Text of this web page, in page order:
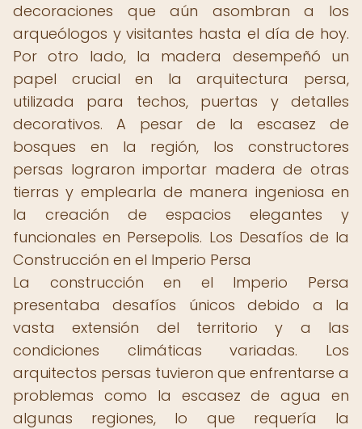
decoraciones que aún asombran a los
arqueólogos y visitantes hasta el día de hoy.
Por otro lado, la madera desempeñó un
papel crucial en la arquitectura persa,
utilizada para techos, puertas y detalles
decorativos. A pesar de la escasez de
bosques en la región, los constructores
persas lograron importar madera de otras
tierras y emplearla de manera ingeniosa en
la creación de espacios elegantes y
funcionales en Persepolis. Los Desafíos de la
Construcción en el Imperio Persa
La construcción en el Imperio Persa
presentaba desafíos únicos debido a la
vasta extensión del territorio y a las
condiciones climáticas variadas. Los
arquitectos persas tuvieron que enfrentarse a
problemas como la escasez de agua en
algunas regiones, lo que requería la